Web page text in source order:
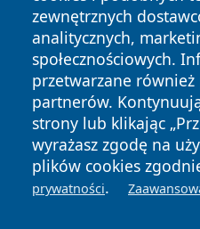
zewnętrznych
analitycznych,
społecznościowych.
przetwarzane również
partnerów.
strony lub klikając
wyrażasz zgodę na
plików cookies
prywatności.
Copyright © 2026
zastrzeżone.
News Autorzy
Polityka